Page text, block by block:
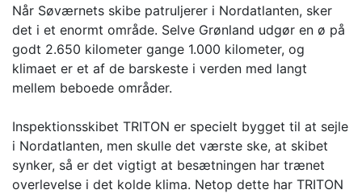
Når Søværnets skibe patruljerer i Nordatlanten, sker
det i et enormt område. Selve Grønland udgør en ø på
godt 2.650 kilometer gange 1.000 kilometer, og
klimaet er et af de barskeste i verden med langt
mellem beboede områder.
Inspektionsskibet TRITON er specielt bygget til at sejle
i Nordatlanten, men skulle det værste ske, at skibet
synker, så er det vigtigt at besætningen har trænet
overlevelse i det kolde klima. Netop dette har TRITON